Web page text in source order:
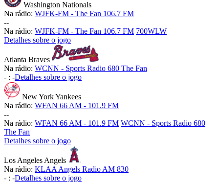
Washington Nationals
Na rádio: WJFK-FM - The Fan 106.7 FM
--
Na rádio: WJFK-FM - The Fan 106.7 FM 700WLW
Detalhes sobre o jogo
Atlanta Braves
Na rádio: WCNN - Sports Radio 680 The Fan
- : -Detalhes sobre o jogo
New York Yankees
Na rádio: WFAN 66 AM - 101.9 FM
--
Na rádio: WFAN 66 AM - 101.9 FM WCNN - Sports Radio 680
The Fan
Detalhes sobre o jogo
Los Angeles Angels
Na rádio: KLAA Angels Radio AM 830
- : -Detalhes sobre o jogo